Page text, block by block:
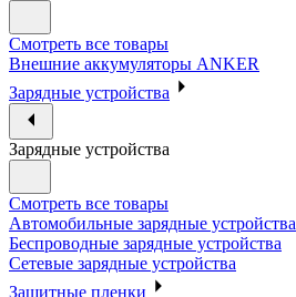
Смотреть все товары
Внешние аккумуляторы ANKER
Зарядные устройства
Зарядные устройства
Смотреть все товары
Автомобильные зарядные устройства
Беспроводные зарядные устройства
Сетевые зарядные устройства
Защитные пленки